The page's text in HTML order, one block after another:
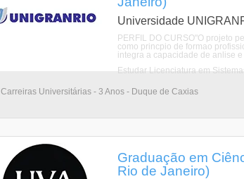
Universidade
PERFIL DO CURSO"O projeto
como princpio de formao
integra a capacidade de anlise e
Estudar Licenciatura em
Carreiras Universitárias - 3 Anos - Duque de Caxias
Graduação em
Rio de Janeiro)